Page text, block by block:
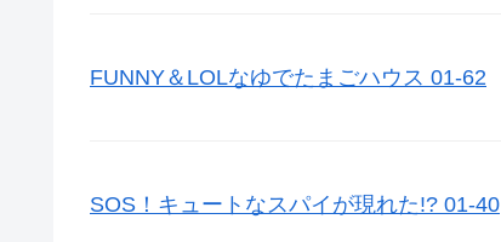
FUNNY＆LOLなゆでたまごハウス 01-62
SOS！キュートなスパイが現れた!? 01-40